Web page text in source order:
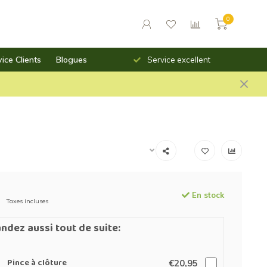
0
Clients Blogues
rapide Service excellent
Taxes incluses
En stock
aussi tout de suite:
Pince à clôture €20,95